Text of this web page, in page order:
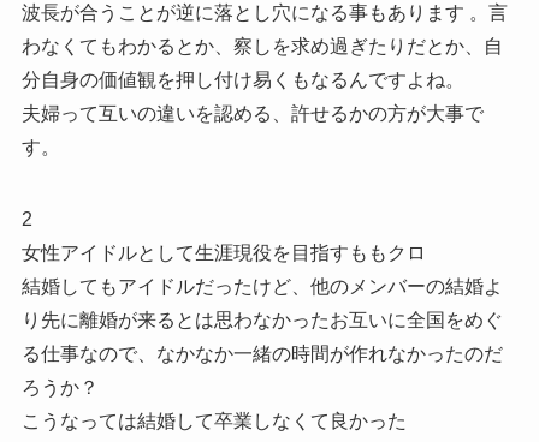
波長が合うことが逆に落とし穴になる事もあります 。言
わなくてもわかるとか、察しを求め過ぎたりだとか、自
分自身の価値観を押し付け易くもなるんですよね。
夫婦って互いの違いを認める、許せるかの方が大事で
す。
2
女性アイドルとして生涯現役を目指すももクロ
結婚してもアイドルだったけど、他のメンバーの結婚よ
り先に離婚が来るとは思わなかったお互いに全国をめぐ
る仕事なので、なかなか一緒の時間が作れなかったのだ
ろうか？
こうなっては結婚して卒業しなくて良かった